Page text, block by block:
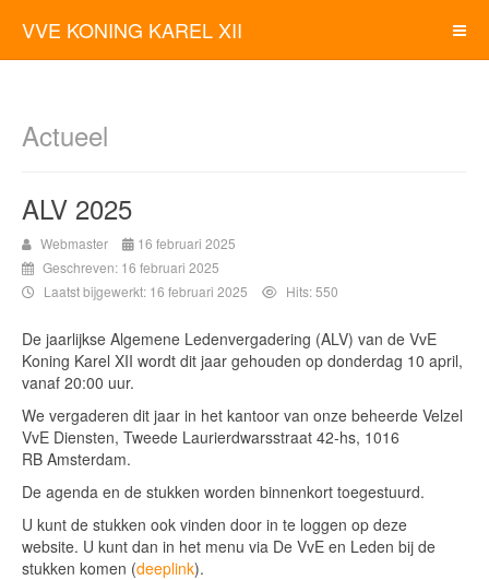
VVE KONING KAREL XII
Actueel
ALV 2025
Webmaster
16 februari 2025
Geschreven: 16 februari 2025
Laatst bijgewerkt: 16 februari 2025
Hits: 550
De jaarlijkse Algemene Ledenvergadering (ALV) van de VvE
Koning Karel XII wordt dit jaar gehouden op donderdag 10 april,
vanaf 20:00 uur.
We vergaderen dit jaar in het kantoor van onze beheerde Velzel
VvE Diensten, Tweede Laurierdwarsstraat 42-hs, 1016
RB Amsterdam.
De agenda en de stukken worden binnenkort toegestuurd.
U kunt de stukken ook vinden door in te loggen op deze
website. U kunt dan in het menu via De VvE en Leden bij de
stukken komen (deeplink).